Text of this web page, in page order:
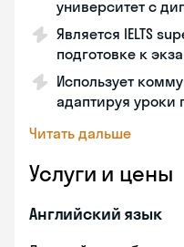
университет с
Является IELTS
подготовке к
Использует
адаптируя уроки
Читать дальше
Услуги и цены
Английский язык